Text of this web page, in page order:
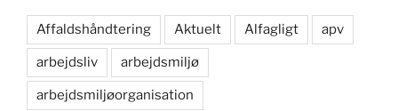
Affaldshåndtering Aktuelt Alfagligt apv
arbejdsliv arbejdsmiljø
arbejdsmiljøorganisation